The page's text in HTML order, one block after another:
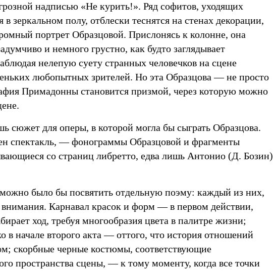
надписью «Не курить!». Ряд софитов, уходящих
в зеркальном полу, отблески теснятся на стенах декорации,
портрет Образцовой. Прислонясь к колонне, она
и немного грустно, как будто заглядывает
нелепую суету странных человечков на сцене
любопытных зрителей. Но эта Образцова — не просто
Примадонны становится призмой, через которую можно
сюжет для оперы, в которой могла бы сыграть Образцова.
спектакль, — фонограммы Образцовой и фрагменты
со страниц либретто, едва лишь Антонио (Д. Бозин)
было бы посвятить отдельную поэму: каждый из них,
внимания. Карнавал красок и форм — в первом действии,
ход, требуя многообразия цвета в палитре жизни;
в начале второго акта — оттого, что история отношений
скорбные черные костюмы, соответствующие
пространства сцены, — к тому моменту, когда все точки